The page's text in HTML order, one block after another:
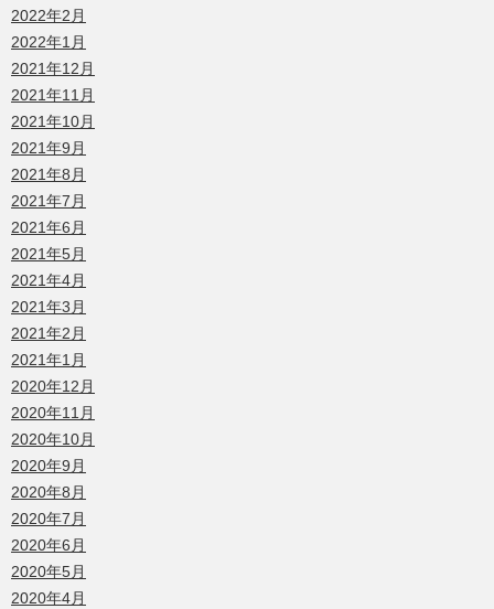
2022年2月
2022年1月
2021年12月
2021年11月
2021年10月
2021年9月
2021年8月
2021年7月
2021年6月
2021年5月
2021年4月
2021年3月
2021年2月
2021年1月
2020年12月
2020年11月
2020年10月
2020年9月
2020年8月
2020年7月
2020年6月
2020年5月
2020年4月